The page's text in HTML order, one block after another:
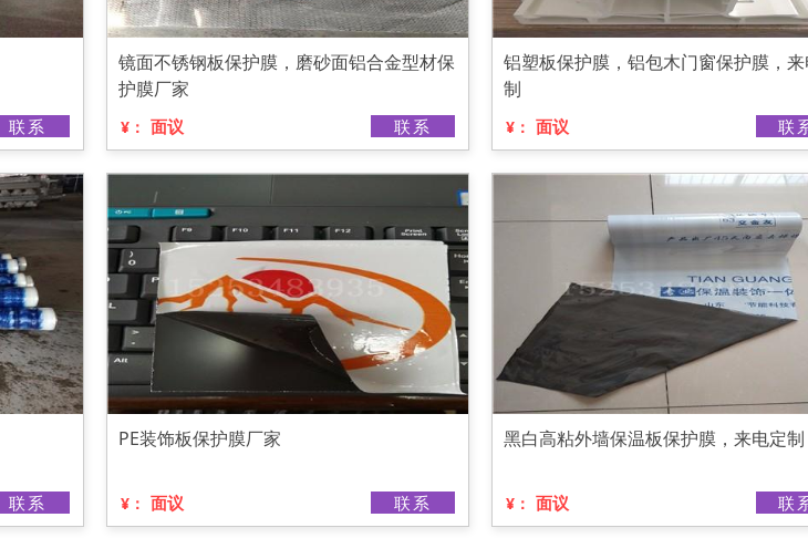
联系
镜面不锈钢板保护膜，磨砂面铝合金型材保
护膜厂家
¥： 面议 联系
铝塑板保护膜，铝包木门窗保护膜，
制
¥： 面议 联
联系
PE装饰板保护膜厂家
¥： 面议 联系
黑白高粘外墙保温板保护膜，来电定制
¥： 面议 联